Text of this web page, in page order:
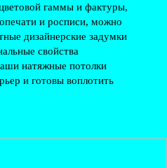
гаммы и фактуры,
и росписи, можно
дизайнерские задумки
свойства
натяжные потолки
и готовы воплотить